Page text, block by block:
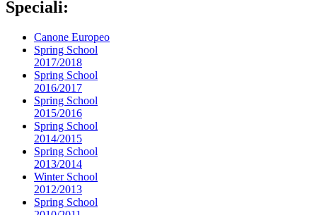
Speciali:
Canone Europeo
Spring School
2017/2018
Spring School
2016/2017
Spring School
2015/2016
Spring School
2014/2015
Spring School
2013/2014
Winter School
2012/2013
Spring School